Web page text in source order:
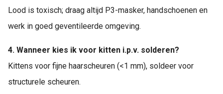
Lood is toxisch; draag altijd P3-masker, handschoenen en
werk in goed geventileerde omgeving.
4. Wanneer kies ik voor kitten i.p.v. solderen?
Kittens voor fijne haarscheuren (<1 mm), soldeer voor
structurele scheuren.